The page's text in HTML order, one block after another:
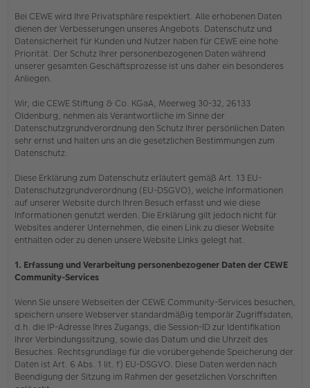
Bei CEWE wird Ihre Privatsphäre respektiert. Alle erhobenen Daten
dienen der Verbesserungen unseres Angebots. Datenschutz und
Datensicherheit für Kunden und Nutzer haben für CEWE eine hohe
Priorität. Der Schutz Ihrer personenbezogenen Daten während
unserer gesamten Geschäftsprozesse ist uns daher ein besonderes
Anliegen.
Wir, die CEWE Stiftung & Co. KGaA, Meerweg 30-32, 26133
Oldenburg, nehmen als Verantwortliche im Sinne der
Datenschutzgrundverordnung den Schutz Ihrer persönlichen Daten
sehr ernst und halten uns an die gesetzlichen Bestimmungen zum
Datenschutz.
Diese Erklärung zum Datenschutz erläutert gemäß Art. 13 EU-
Datenschutzgrundverordnung (EU-DSGVO), welche Informationen
auf unserer Website durch Ihren Besuch erfasst und wie diese
Informationen genutzt werden. Die Erklärung gilt jedoch nicht für
Websites anderer Unternehmen, die einen Link zu dieser Website
enthalten oder zu denen unsere Website Links gelegt hat.
1. Erfassung und Verarbeitung personenbezogener Daten der CEWE
Community-Services
Wenn Sie unsere Webseiten der CEWE Community-Services besuchen,
speichern unsere Webserver standardmäßig temporär Zugriffsdaten,
d.h. die IP-Adresse Ihres Zugangs, die Session-ID zur Identifikation
Ihrer Verbindungssitzung, sowie das Datum und die Uhrzeit des
Besuches. Rechtsgrundlage für die vorübergehende Speicherung der
Daten ist Art. 6 Abs. 1 lit. f) EU-DSGVO. Diese Daten werden nach
Beendigung der Sitzung im Rahmen der gesetzlichen Vorschriften